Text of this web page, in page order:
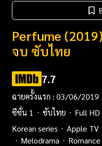
Perfume
จบ ซับไทย
7.7
ฉายครั้งแรก : 03/06/2019
ซีซั่น 1
ซับไทย
Full HD
Korean series
Apple TV
Melodrama
Romance